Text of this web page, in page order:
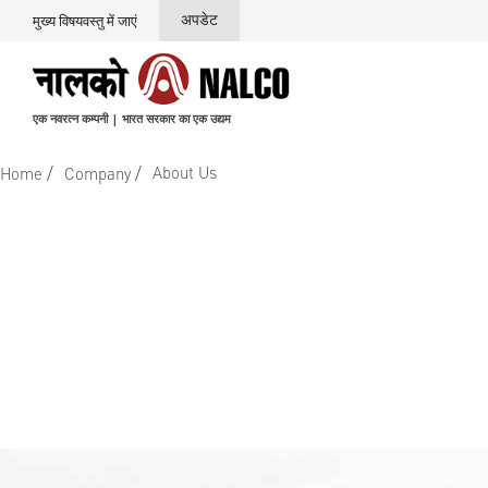
मुख्य विषयवस्तु में जाएं अपडेट
एक नवरत्न कम्पनी | भारत सरकार का एक उद्यम
Home / Company / About Us